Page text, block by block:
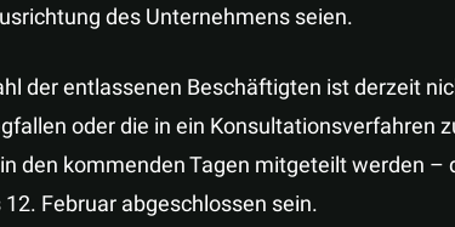
des Unternehmens seien.
der entlassenen Beschäftigten ist derzeit
oder die in ein Konsultationsverfahren
den kommenden Tagen mitgeteilt werden –
Februar abgeschlossen sein.